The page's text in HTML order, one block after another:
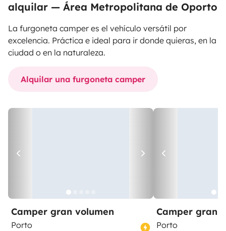
alquilar — Área Metropolitana de Oporto
La furgoneta camper es el vehículo versátil por
excelencia. Práctica e ideal para ir donde quieras, en la
ciudad o en la naturaleza.
Alquilar una furgoneta camper
Camper gran volumen
Porto
Camper gran
Porto